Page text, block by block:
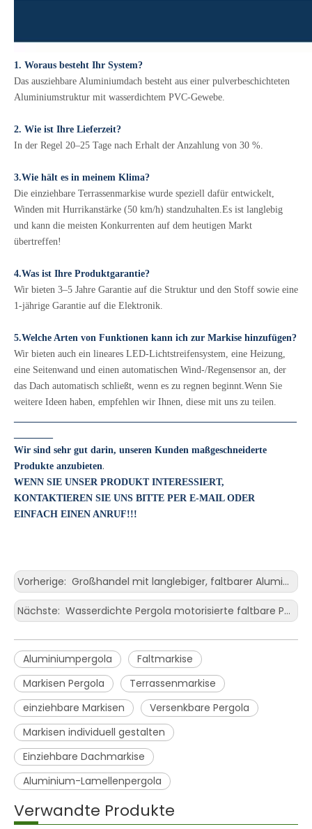
1. Woraus besteht Ihr System?
Das ausziehbare Aluminiumdach besteht aus einer pulverbeschichteten
Aluminiumstruktur mit wasserdichtem PVC-Gewebe.
2. Wie ist Ihre Lieferzeit?
In der Regel 20–25 Tage nach Erhalt der Anzahlung von 30 %.
3.Wie hält es in meinem Klima?
Die einziehbare Terrassenmarkise wurde speziell dafür entwickelt,
Winden mit Hurrikanstärke (50 km/h) standzuhalten.Es ist langlebig
und kann die meisten Konkurrenten auf dem heutigen Markt
übertreffen!
4.Was ist Ihre Produktgarantie?
Wir bieten 3–5 Jahre Garantie auf die Struktur und den Stoff sowie eine
1-jährige Garantie auf die Elektronik.
5.Welche Arten von Funktionen kann ich zur Markise hinzufügen?
Wir bieten auch ein lineares LED-Lichtstreifensystem, eine Heizung,
eine Seitenwand und einen automatischen Wind-/Regensensor an, der
das Dach automatisch schließt, wenn es zu regnen beginnt.Wenn Sie
weitere Ideen haben, empfehlen wir Ihnen, diese mit uns zu teilen.
Wir sind sehr gut darin, unseren Kunden maßgeschneiderte
Produkte anzubieten.
WENN SIE UNSER PRODUKT INTERESSIERT,
KONTAKTIEREN SIE UNS BITTE PER E-MAIL ODER
EINFACH EINEN ANRUF!!!
Vorherige: Großhandel mit langlebiger, faltbarer Aluminium-Markise für den Außenbereich, wasserdicht, einziehbar, Pergola-Überdachung
Nächste: Wasserdichte Pergola motorisierte faltbare PVC-Markise für Outdoor-Restaurants
Aluminiumpergola
Faltmarkise
Markisen Pergola
Terrassenmarkise
einziehbare Markisen
Versenkbare Pergola
Markisen individuell gestalten
Einziehbare Dachmarkise
Aluminium-Lamellenpergola
Verwandte Produkte